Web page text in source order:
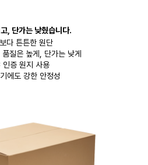
, 단가는 낮췄습니다.
다 튼튼한 원단
질은 높게, 단가는 낮게
인증 원지 사용
에도 강한 안정성